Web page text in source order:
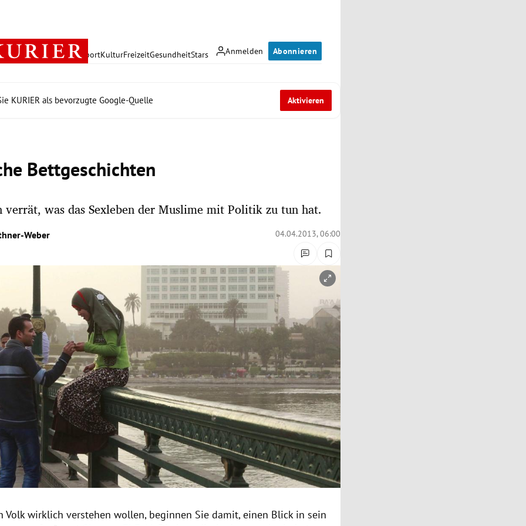
Anmelden Abonnieren
PolitikWirtschaft SportKulturFreizeitGesundheitStars
KURIER als bevorzugte Google-Quelle Aktivieren
Bettgeschichten
verrät, was das Sexleben der Muslime mit Politik zu tun hat.
Weber 04.04.2013, 06:00
öffnen/schließen
Volk wirklich verstehen wollen, beginnen Sie damit, einen Blick in sein